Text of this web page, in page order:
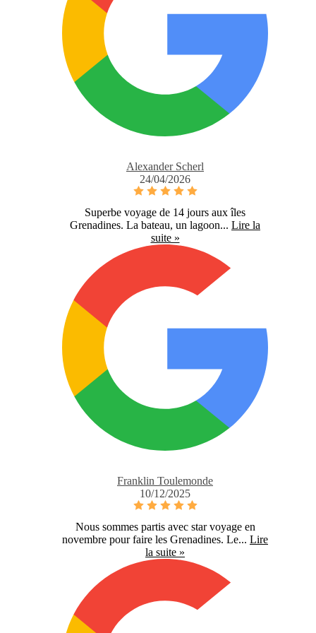
Alexander Scherl
24/04/2026
Superbe voyage de 14 jours aux îles
Grenadines. La bateau, un lagoon... Lire la
suite »
Franklin Toulemonde
10/12/2025
Nous sommes partis avec star voyage en
novembre pour faire les Grenadines. Le... Lire
la suite »